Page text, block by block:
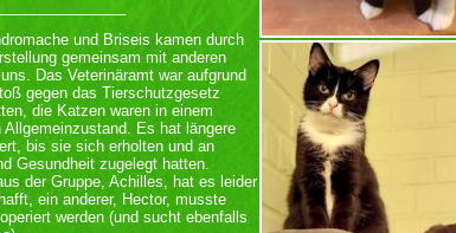
und Briseis kamen durch
gemeinsam mit anderen
Das Veterinäramt war aufgrund
gegen das Tierschutzgesetz
die Katzen waren in einem
Allgemeinzustand. Es hat längere
bis sie sich erholten und an
Gesundheit zugelegt hatten.
der Gruppe, Achilles, hat es leider
ein anderer, Hector, musste
werden (und sucht ebenfalls